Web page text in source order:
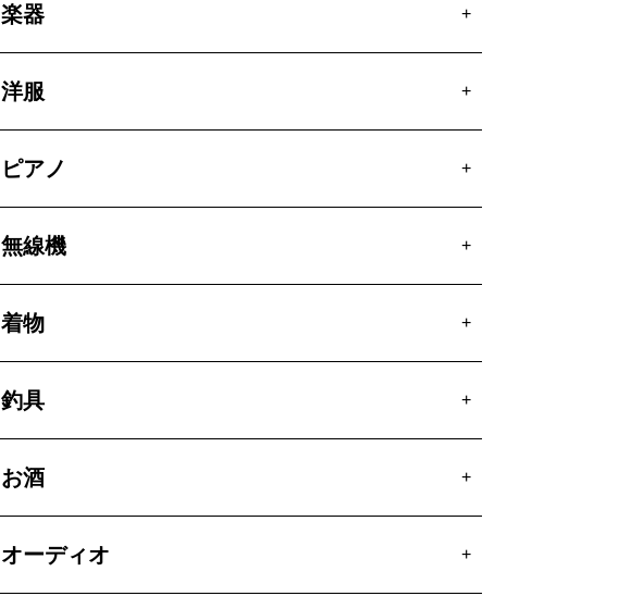
楽器 +
洋服 +
ピアノ +
無線機 +
着物 +
釣具 +
お酒 +
オーディオ +